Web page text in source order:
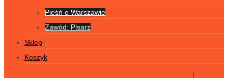
Pieśń o Warszawie
Zawód: Pisarz
Sklep
Koszyk